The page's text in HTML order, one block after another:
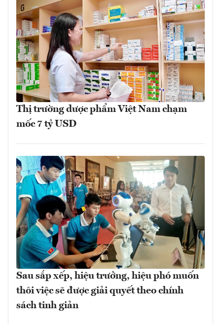
Thị trường dược phẩm Việt Nam chạm
mốc 7 tỷ USD
Sau sắp xếp, hiệu trưởng, hiệu phó muốn
thôi việc sẽ được giải quyết theo chính
sách tinh giản